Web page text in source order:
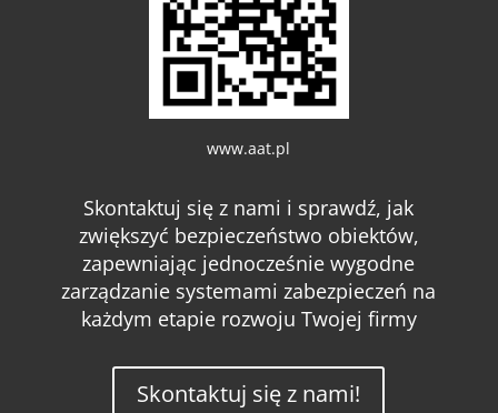
www.aat.pl
Skontaktuj się z nami i sprawdź, jak
zwiększyć bezpieczeństwo obiektów,
zapewniając jednocześnie wygodne
zarządzanie systemami zabezpieczeń na
każdym etapie rozwoju Twojej firmy
Skontaktuj się z nami!